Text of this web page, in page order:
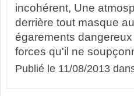
incohérent, Une
derrière tout masque
égarements
forces qu'il ne
Publié le 11/08/2013